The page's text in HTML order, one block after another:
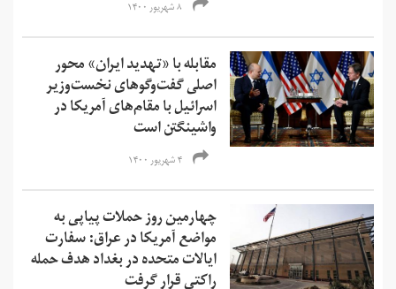
۸ شهریور ۱۴۰۰
مقابله با «تهدید ایران» محور
اصلی گفت‌وگوهای نخست‌وزیر
اسرائیل با مقام‌های آمریکا در
واشینگتن است
۴ شهریور ۱۴۰۰
چهارمین روز حملات پیاپی به
مواضع آمریکا در عراق: سفارت
ایالات متحده در بغداد هدف حمله